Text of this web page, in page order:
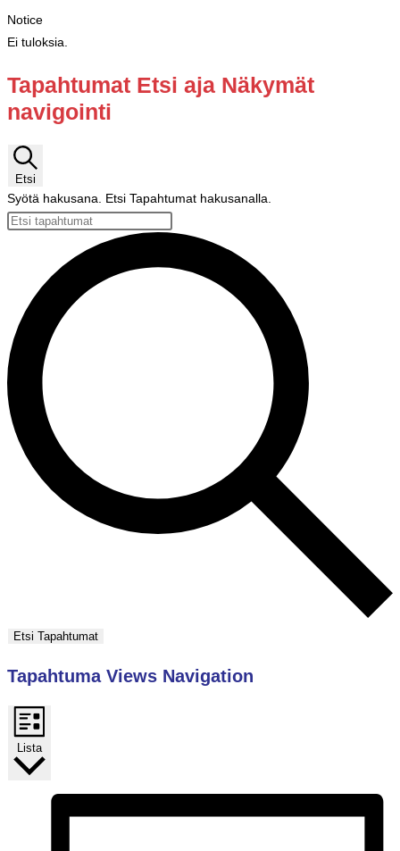
Notice
Ei tuloksia.
Tapahtumat Etsi aja Näkymät
navigointi
Etsi
Syötä hakusana. Etsi Tapahtumat hakusanalla.
Etsi Tapahtumat
Tapahtuma Views Navigation
Lista